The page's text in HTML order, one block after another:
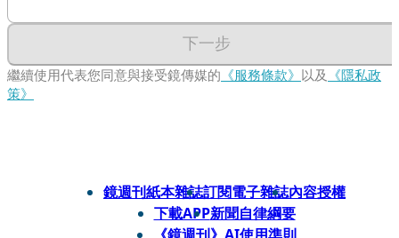
下一步
繼續使用代表您同意與接受鏡傳媒的 《服務條款》 以及 《隱私政
策》
鏡週刊紙本雜誌訂閱電子雜誌內容授權
下載APP新聞自律綱要